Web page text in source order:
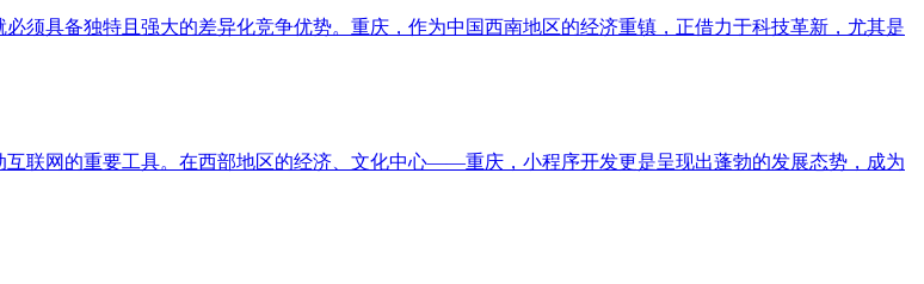
须具备独特且强大的差异化竞争优势。重庆，作为中国西南地区的经济重镇，正借力于科技革新，尤其是
联网的重要工具。在西部地区的经济、文化中心——重庆，小程序开发更是呈现出蓬勃的发展态势，成为